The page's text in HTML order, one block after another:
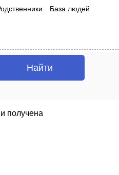
База людей
получена